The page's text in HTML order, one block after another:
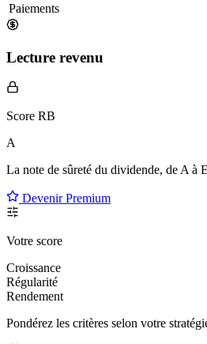
Paiements
Lecture revenu
Score RB
A
La note de sûreté du dividende, de A à E
Devenir Premium
Votre score
Croissance
Régularité
Rendement
Pondérez les critères selon votre